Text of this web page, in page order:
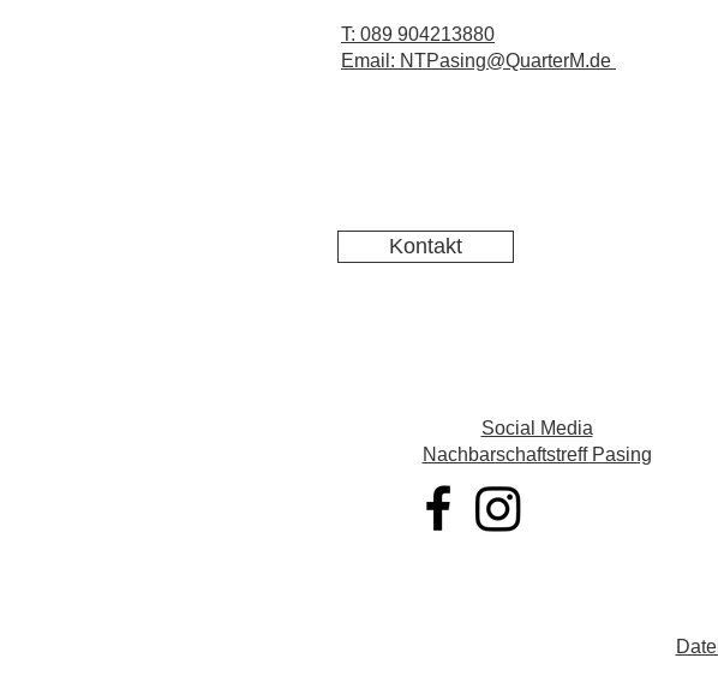
T: 089 904213880
Email: NTPasing@QuarterM.de
Kontakt
Social Media
Nachbarschaftstreff Pasing